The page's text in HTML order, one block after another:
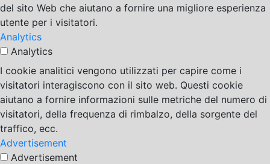
del sito Web che aiutano a fornire una migliore esperienza
utente per i visitatori.
Analytics
Analytics
I cookie analitici vengono utilizzati per capire come i
visitatori interagiscono con il sito web. Questi cookie
aiutano a fornire informazioni sulle metriche del numero di
visitatori, della frequenza di rimbalzo, della sorgente del
traffico, ecc.
Advertisement
Advertisement